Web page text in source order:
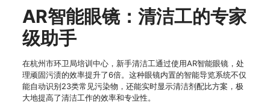
AR智能眼镜：清洁工的专家
级助手
在杭州市环卫局培训中心，新手清洁工通过使用AR智能眼镜，处
理顽固污渍的效率提升了6倍。这种眼镜内置的智能导览系统不仅
能自动识别23类常见污染物，还能实时显示清洁剂配比方案，极
大地提高了清洁工作的效率和专业性。